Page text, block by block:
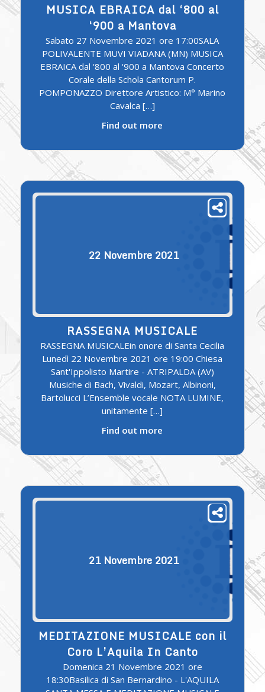
MUSICA EBRAICA dal ‘800 al
‘900 a Mantova
Sabato 27 Novembre 2021 ore 17:00SALA
POLIVALENTE MUVI VIADANA (MN) MUSICA
EBRAICA dal '800 al '900 a Mantova Concerto
Corale della Schola Cantorum P.
POMPONAZZO Direttore Artistico: M° Marino
Cavalca […]
Find out more
22 Novembre 2021
RASSEGNA MUSICALE
RASSEGNA MUSICALEin onore di Santa Cecilia
Lunedì 22 Novembre 2021 ore 19:00 Chiesa
Sant'Ippolisto Martire - ATRIPALDA (AV)
Musiche di Bach, Vivaldi, Mozart, Albinoni,
Bartolucci L’Ensemble vocale NOTA LUMINE,
unitamente […]
Find out more
21 Novembre 2021
MEDITAZIONE MUSICALE con il
Coro L’Aquila In Canto
Domenica 21 Novembre 2021 ore
18:30Basilica di San Bernardino - L'AQUILA